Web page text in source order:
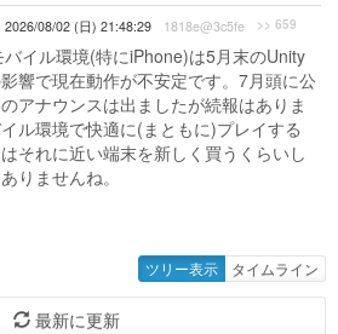
2026/08/02 (日) 21:48:29 1818e@3c5fe >> 659
イル環境(特にiPhone)は5月末のUnity
響で現在動作が不安定です。7月頭に公
アナウンスは出ましたが続報はありま
ル環境で快適に(まともに)プレイする
それに近い端末を新しく買うくらいし
りませんね。
ツリー表示 タイムライン
最新に更新